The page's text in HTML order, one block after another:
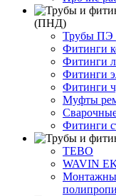
(ПНД)
Трубы
Фитинги
Фитинги
Фитинги
Фитинги
Муфты
Фитинги
TEBO
WAVIN